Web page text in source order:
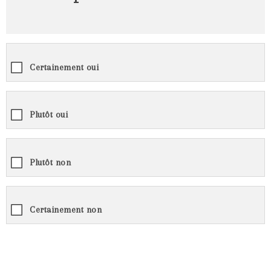
Certainement oui
Plutôt oui
Plutôt non
Certainement non